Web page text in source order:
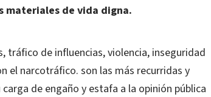
materiales de vida digna.
tráfico de influencias, violencia, inseguridad
el narcotráfico. son las más recurridas y
de engaño y estafa a la opinión pública